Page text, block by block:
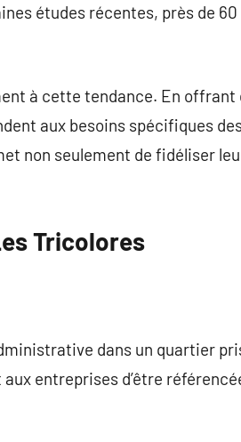
études récentes, près de
à cette tendance. En
aux besoins spécifiques
non seulement de fidéliser
Tricolores
dans un quartier
entreprises d’être